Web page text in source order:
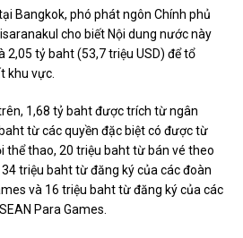
Bangkok, phó phát ngôn Chính phủ
cho biết Nội dung nước này
2,05 tỷ baht (53,7 triệu USD) để tổ
khu vực.
1,68 tỷ baht được trích từ ngân
từ các quyền đặc biệt có được từ
thể thao, 20 triệu baht từ bán vé theo
triệu baht từ đăng ký của các đoàn
và 16 triệu baht từ đăng ký của các
Para Games.